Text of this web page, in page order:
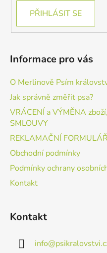
PŘIHLÁSIT SE
Informace pro vás
O Merlinově Psím
Jak správně změřit psa?
VRÁCENÍ a VÝMĚNA
SMLOUVY
REKLAMAČNÍ
Obchodní podmínky
Podmínky ochrany
Kontakt
Kontakt
info@